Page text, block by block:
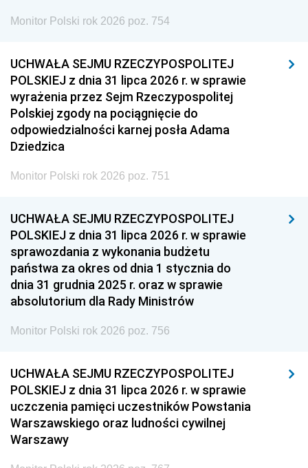
Monitor Polski rok 2026 poz. 754
UCHWAŁA SEJMU RZECZYPOSPOLITEJ
POLSKIEJ z dnia 31 lipca 2026 r. w sprawie
wyrażenia przez Sejm Rzeczypospolitej
Polskiej zgody na pociągnięcie do
odpowiedzialności karnej posła Adama
Dziedzica
Monitor Polski rok 2026 poz. 751
UCHWAŁA SEJMU RZECZYPOSPOLITEJ
POLSKIEJ z dnia 31 lipca 2026 r. w sprawie
sprawozdania z wykonania budżetu
państwa za okres od dnia 1 stycznia do
dnia 31 grudnia 2025 r. oraz w sprawie
absolutorium dla Rady Ministrów
Monitor Polski rok 2026 poz. 756
UCHWAŁA SEJMU RZECZYPOSPOLITEJ
POLSKIEJ z dnia 31 lipca 2026 r. w sprawie
uczczenia pamięci uczestników Powstania
Warszawskiego oraz ludności cywilnej
Warszawy